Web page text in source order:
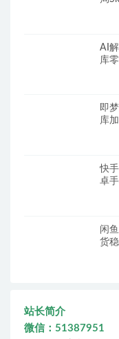
AI
库
即
库
快
卓
闲
货
站长简介
微信：51387951